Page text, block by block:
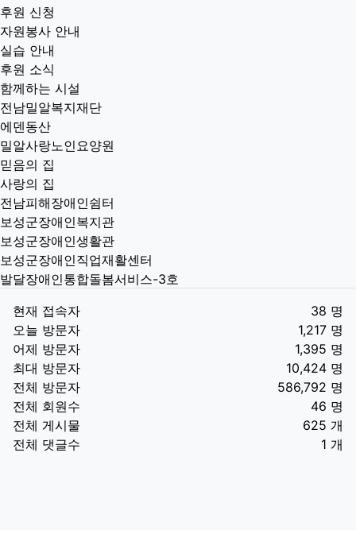
후원 신청
자원봉사 안내
실습 안내
후원 소식
함께하는 시설
전남밀알복지재단
에덴동산
밀알사랑노인요양원
믿음의 집
사랑의 집
전남피해장애인쉼터
보성군장애인복지관
보성군장애인생활관
보성군장애인직업재활센터
발달장애인통합돌봄서비스-3호
현재 접속자
38 명
오늘 방문자
1,217 명
어제 방문자
1,395 명
최대 방문자
10,424 명
전체 방문자
586,792 명
전체 회원수
46 명
전체 게시물
625 개
전체 댓글수
1 개